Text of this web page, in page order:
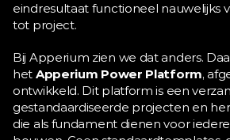
eindresultaat functioneel nauwelijks
tot project.
Bij Apperium zien we dat anders.
het Apperium Power Platform,
ontwikkeld. Dit platform is een
gestandaardiseerde projecten en
die als fundament dienen voor